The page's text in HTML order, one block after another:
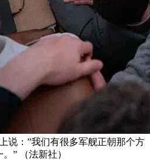
说：”我们有很多军舰正朝那个方
” （法新社）